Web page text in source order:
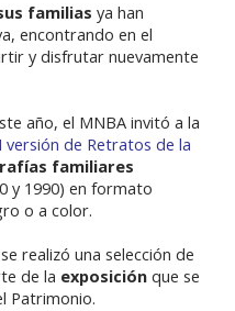
familias ya han
encontrando en el
y disfrutar nuevamente
año, el MNBA invitó a la
versión de Retratos de la
familiares
y 1990) en formato
o a color.
realizó una selección de
de la exposición que se
Patrimonio.